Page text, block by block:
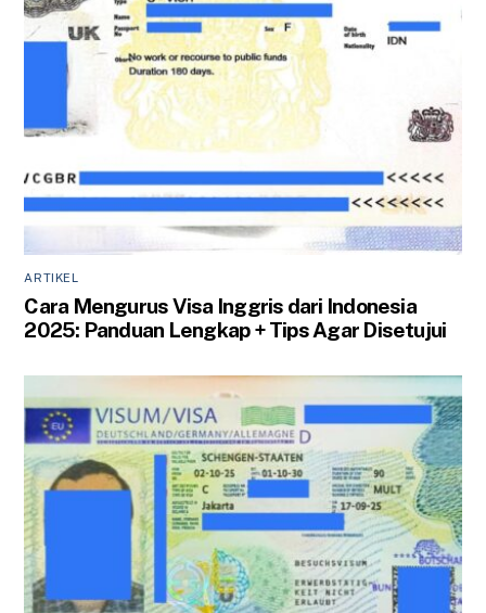
ARTIKEL
Cara Mengurus Visa Inggris dari Indonesia
2025: Panduan Lengkap + Tips Agar Disetujui